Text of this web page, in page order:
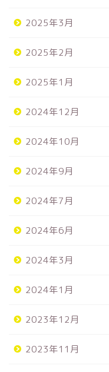
2025年3月
2025年2月
2025年1月
2024年12月
2024年10月
2024年9月
2024年7月
2024年6月
2024年3月
2024年1月
2023年12月
2023年11月